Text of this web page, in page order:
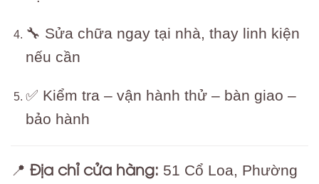
🔧 Sửa chữa ngay tại nhà, thay linh kiện
nếu cần
✅ Kiểm tra – vận hành thử – bàn giao –
bảo hành
📍 Địa chỉ cửa hàng: 51 Cổ Loa, Phường